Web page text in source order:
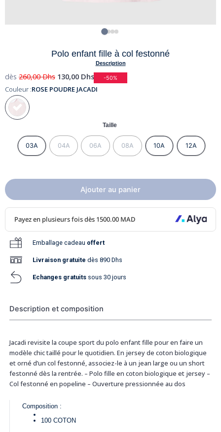
Polo enfant fille à col festonné
Description
dès 260,00Dhs 130,00 Dhs -50%
Couleur :ROSE POUDRE JACADI
Taille
03A 04A 06A 08A 10A 12A
Ajouter au panier
Emballage cadeau offert
Livraison gratuite dès 890 Dhs
Echanges gratuits sous 30 jours
Description et composition
Jacadi revisite la coupe sport du polo enfant fille pour en faire un
modèle chic taillé pour le quotidien. En jersey de coton biologique
et orné d’un col festonné, associez-le à un jean large ou un short
festonné dès la rentrée. – Polo fille en coton biologique et jersey –
Col festonné en popeline – Ouverture pressionnée au dos
Composition :
100 COTON